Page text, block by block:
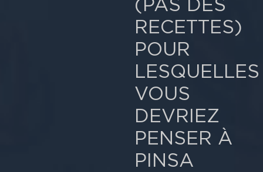
RECETTES)
POUR
LESQUELLES
VOUS
DEVRIEZ
PENSER À
PINSA